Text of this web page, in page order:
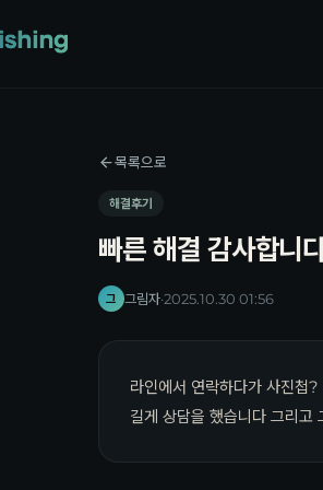
목록으로
해결후기
빠른 해결 감사합니
그 그림자·2025.10.30 01:56
라인에서 연락하다가 사진첩
길게 상담을 했습니다 그리고